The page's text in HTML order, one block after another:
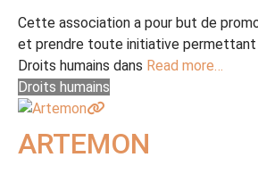
Cette association a pour but de
et prendre toute initiative permettant
Droits humains dans Read more…
Droits humains
ARTEMON